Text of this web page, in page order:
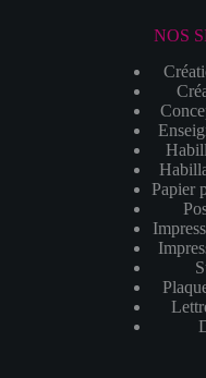
NOS
Papier